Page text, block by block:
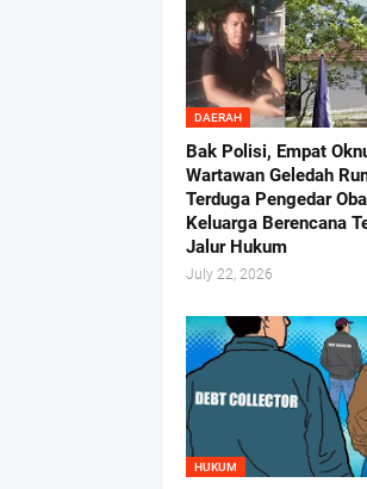
DAERAH
Bak Polisi, Empat
Wartawan Geledah
Terduga Pengedar
Keluarga Berencana
Jalur Hukum
July 22, 2026
HUKUM